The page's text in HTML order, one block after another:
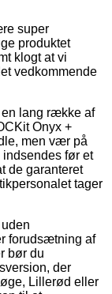
super
produktet
klogt at vi
vedkommende
en lang række af
Onyx +
men vær på
før et
de garanteret
tager
forudsætning af
bør du
der
Lillerød eller